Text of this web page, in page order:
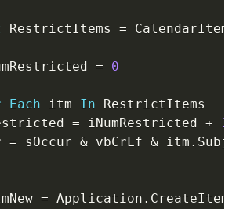
RestrictItems = CalendarItems
= 0
Each itm In RestrictItems
= iNumRestricted +
1
= sOccur & vbCrLf & itm .
= Application . CreateItem